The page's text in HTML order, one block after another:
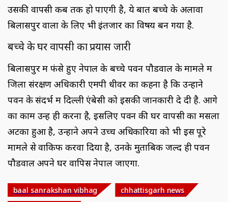
उसकी वापसी कब तक हो पाएगी है, ये बात बच्चे के अलावा
बिलासपुर वालों के लिए भी इंतजार का विषय बन गया है.
बच्चे के घर वापसी का प्रयास जारी
बिलासपुर में फंसे हुए नेपाल के बच्चे पवन पौडवाल के मामले में
जिला संरक्षण अधिकारी एमपी धीवर का कहना है कि उन्होंने
पवन के संदर्भ में दिल्ली एंबेसी को इसकी जानकारी दे दी है. आगे
का काम उन्हें ही करना है, इसलिए पवन की घर वापसी का मसला
अटका हुआ है, उन्होंने अपने उच्च अधिकारियों को भी इस पूरे
मामले से वाकिफ करवा दिया है, उनके मुताबिक जल्द ही पवन
पौडवाल अपने घर वापिस नेपाल जाएगा.
baal sanrakshan vibhag
chhattisgarh news